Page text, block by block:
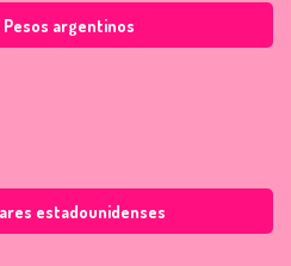
Pesos argentinos
estadounidenses